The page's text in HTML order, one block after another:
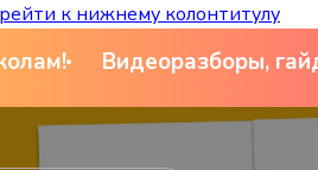
к нижнему колонтитулу
Видеоразборы,